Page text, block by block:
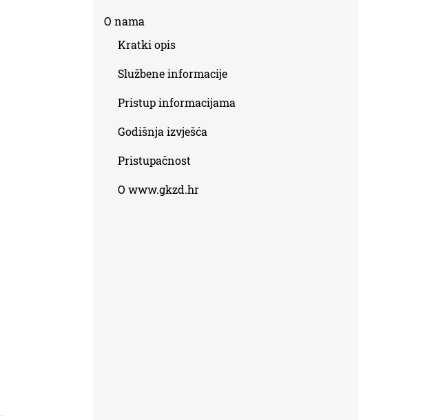
O nama
Kratki opis
Službene informacije
Pristup informacijama
Godišnja izvješća
Pristupačnost
O www.gkzd.hr